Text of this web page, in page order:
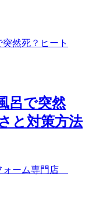
呂で突然
と対策方法